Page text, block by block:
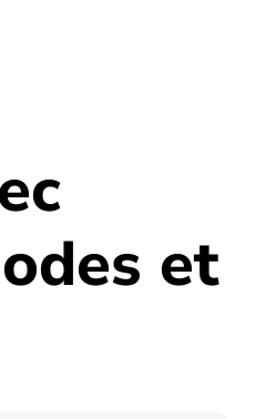
et